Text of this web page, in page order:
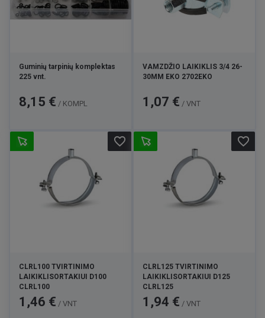
Guminių tarpinių komplektas
225 vnt.
Kaina
8,15 € / KOMPL
VAMZDŽIO LAIKIKLIS 3/4 26-
30MM EKO 2702EKO
Kaina
1,07 € / VNT
CLRL100 TVIRTINIMO
LAIKIKLISORTAKIUI D100
CLRL100
Kaina
1,46 € / VNT
favorite_border
CLRL125 TVIRTINIMO
LAIKIKLISORTAKIUI D125
CLRL125
Kaina
1,94 € / VNT
favorite_border